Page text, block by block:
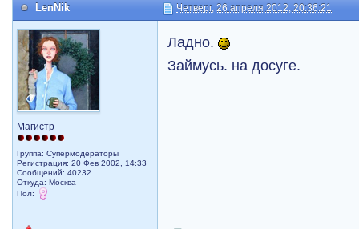
LenNik Четверг, 26 апреля 2012, 20:36:21
Магистр
Группа: Супермодераторы
Регистрация: 20 Фев 2002, 14:33
Сообщений: 40232
Откуда: Москва
Пол:
Ладно.
Займусь. на досуге.